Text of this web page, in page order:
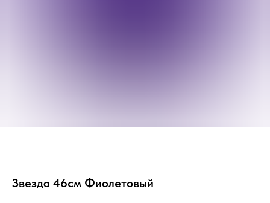
Звезда 46см Фиолетовый